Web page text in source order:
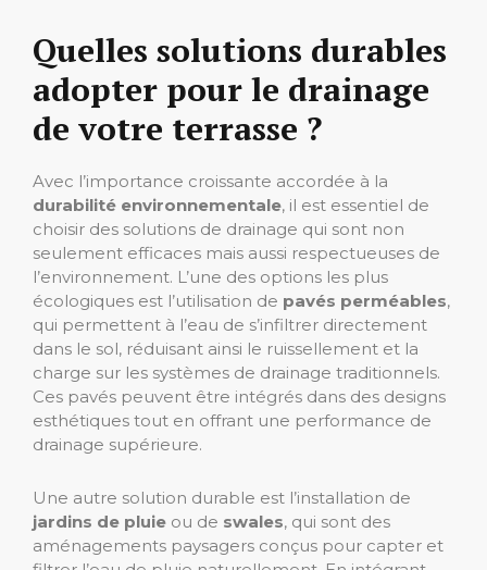
Quelles solutions durables
adopter pour le drainage
de votre terrasse ?
Avec l’importance croissante accordée à la
durabilité environnementale, il est essentiel de
choisir des solutions de drainage qui sont non
seulement efficaces mais aussi respectueuses de
l’environnement. L’une des options les plus
écologiques est l’utilisation de pavés perméables,
qui permettent à l’eau de s’infiltrer directement
dans le sol, réduisant ainsi le ruissellement et la
charge sur les systèmes de drainage traditionnels.
Ces pavés peuvent être intégrés dans des designs
esthétiques tout en offrant une performance de
drainage supérieure.
Une autre solution durable est l’installation de
jardins de pluie ou de swales, qui sont des
aménagements paysagers conçus pour capter et